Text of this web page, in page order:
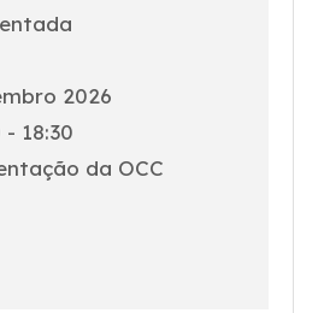
2026
- 18:30
da OCC